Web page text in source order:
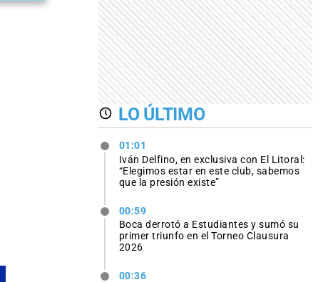
LO ÚLTIMO
01:01
Iván Delfino, en exclusiva con El Litoral:
“Elegimos estar en este club, sabemos
que la presión existe”
00:59
Boca derrotó a Estudiantes y sumó su
primer triunfo en el Torneo Clausura
2026
00:36